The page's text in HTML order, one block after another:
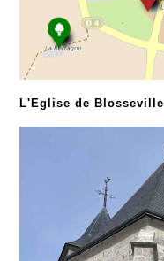
L'Eglise de Blosseville